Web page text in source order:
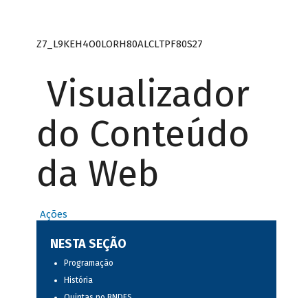
Z7_L9KEH4O0LORH80ALCLTPF80S27
Visualizador
do Conteúdo
da Web
Ações
NESTA SEÇÃO
Programação
História